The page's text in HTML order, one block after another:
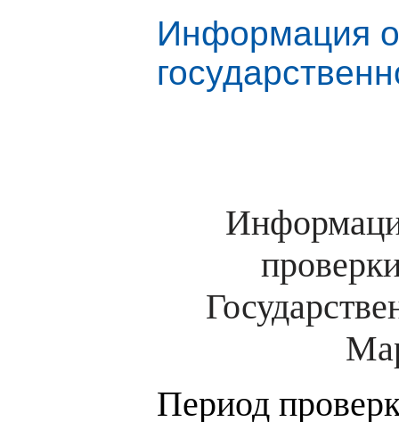
Информация о
Период